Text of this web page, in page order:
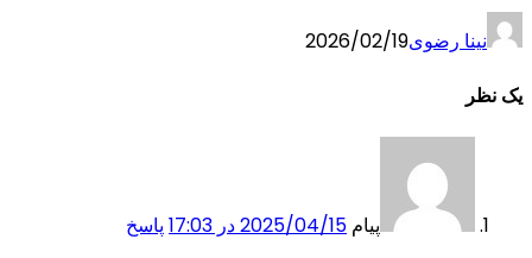
نینا رضوی2026/02/19
یک نظر
پیام 2025/04/15 در 17:03
پاسخ